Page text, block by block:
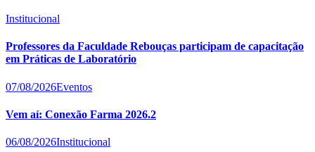
Institucional
Professores da Faculdade Rebouças participam de capacitação
em Práticas de Laboratório
07/08/2026Eventos
Vem aí: Conexão Farma 2026.2
06/08/2026Institucional